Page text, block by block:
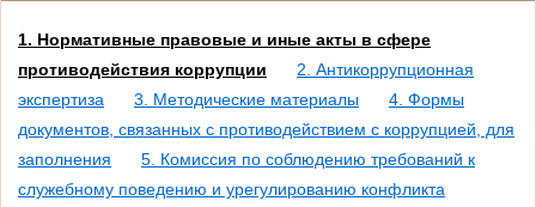
1. Нормативные правовые и иные акты в сфере
противодействия коррупции
2. Антикоррупционная
экспертиза
3. Методические материалы
4. Формы
документов, связанных с противодействием с коррупцией, для
заполнения
5. Комиссия по соблюдению требований к
служебному поведению и урегулированию конфликта